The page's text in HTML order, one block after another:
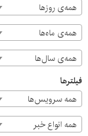
همه‌ی روزها
همه‌ی ماه‌ها
همه‌ی سال‌ها
فیلترها
همه سرویس‌ها
همه انواع خبر